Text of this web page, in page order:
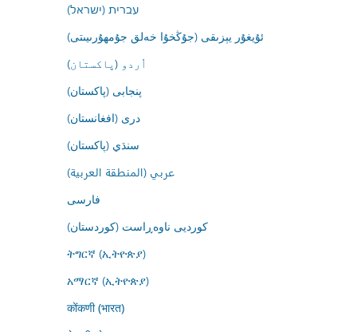
עברית (ישראל)
ئۇيغۇر يېزىقى (جۇڭخۇا خەلق جۇمھۇرىيىتى)
اُردو (پاکستان)
پنجابی (پاکستان)
درى (افغانستان)
سنڌي (پاکستان)
عربي (المنطقة العربية)
فارسى
کوردیی ناوەڕاست (کوردستان)
ትግርኛ (ኢትዮጵያ)
አማርኛ (ኢትዮጵያ)
कोंकणी (भारत)